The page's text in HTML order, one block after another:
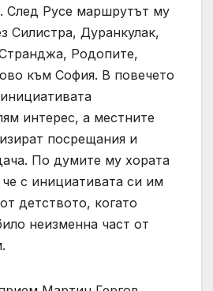
След Русе маршрутът му
Силистра, Дуранкулак,
Родопите,
към София. В повечето
интерес, а местните
посрещания и
По думите му хората
че с инициативата си им
детството, когато
неизменна част от